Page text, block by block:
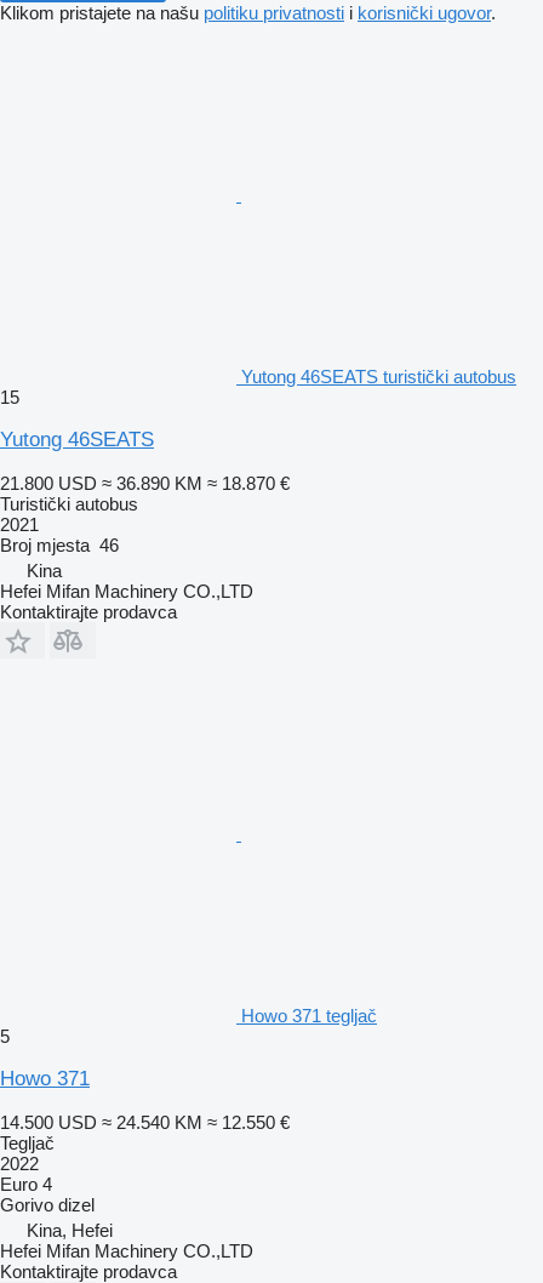
Klikom pristajete na našu politiku privatnosti i korisnički ugovor.
Yutong 46SEATS turistički autobus
15
Yutong 46SEATS
21.800 USD ≈ 36.890 KM ≈ 18.870 €
Turistički autobus
2021
Broj mjesta 46
Kina
Hefei Mifan Machinery CO.,LTD
Kontaktirajte prodavca
Howo 371 tegljač
5
Howo 371
14.500 USD ≈ 24.540 KM ≈ 12.550 €
Tegljač
2022
Euro 4
Gorivo dizel
Kina, Hefei
Hefei Mifan Machinery CO.,LTD
Kontaktirajte prodavca